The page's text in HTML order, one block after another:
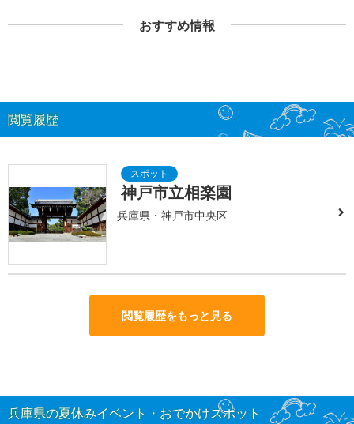
おすすめ情報
閲覧履歴
神戸市立相楽園
兵庫県・神戸市中央区
閲覧履歴をもっと見る
兵庫県の夏休みイベント・おでかけスポット